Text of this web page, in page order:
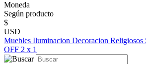
Moneda
Según producto
$
USD
Muebles Iluminacion Decoracion Religiosos
OFF 2 x 1